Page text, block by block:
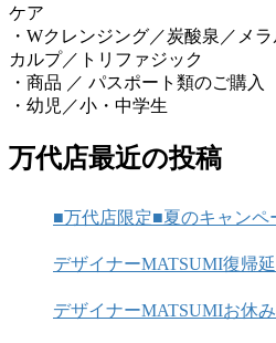
ケア
・Wクレンジング／炭酸泉／メ
カルプ／トリファジック
・商品 ／ パスポート類のご購入
・幼児／小・中学生
万代店最近の投稿
■万代店限定■夏のキャンペ
デザイナーMATSUMI復帰
デザイナーMATSUMIお休